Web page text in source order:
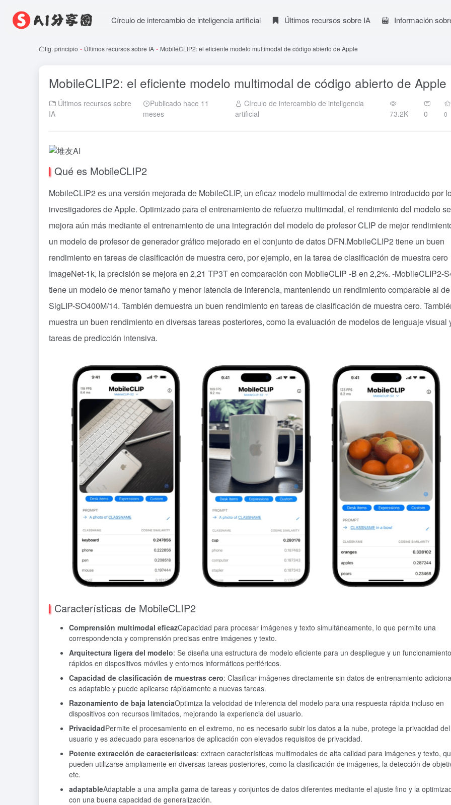
Círculo de intercambio de inteligencia artificial Últimos recursos sobre IA Información
fig. principio - Últimos recursos sobre IA - MobileCLIP2: el eficiente modelo multimodal de código abierto de Apple
MobileCLIP2: el eficiente modelo multimodal de código abierto de Apple
Últimos recursos sobre
IA
Publicado hace 11
meses
Círculo de intercambio de inteligencia
artificial
73.2K 0 0
Qué es MobileCLIP2
MobileCLIP2 es una versión mejorada de MobileCLIP, un eficaz modelo multimodal de extremo introducido por
investigadores de Apple. Optimizado para el entrenamiento de refuerzo multimodal, el rendimiento del modelo se
mejora aún más mediante el entrenamiento de una integración del modelo de profesor CLIP de mejor
un modelo de profesor de generador gráfico mejorado en el conjunto de datos DFN.MobileCLIP2 tiene un buen
rendimiento en tareas de clasificación de muestra cero, por ejemplo, en la tarea de clasificación de muestra cero
ImageNet-1k, la precisión se mejora en 2,21 TP3T en comparación con MobileCLIP -B en 2,2%. -MobileCLIP2-
tiene un modelo de menor tamaño y menor latencia de inferencia, manteniendo un rendimiento comparable al de
SigLIP-SO400M/14. También demuestra un buen rendimiento en tareas de clasificación de muestra cero.
muestra un buen rendimiento en diversas tareas posteriores, como la evaluación de modelos de lenguaje visual
tareas de predicción intensiva.
Características de MobileCLIP2
Comprensión multimodal eficazCapacidad para procesar imágenes y texto simultáneamente, lo que permite una
correspondencia y comprensión precisas entre imágenes y texto.
Arquitectura ligera del modelo: Se diseña una estructura de modelo eficiente para un despliegue y un funcionamiento
rápidos en dispositivos móviles y entornos informáticos periféricos.
Capacidad de clasificación de muestras cero: Clasificar imágenes directamente sin datos de entrenamiento
es adaptable y puede aplicarse rápidamente a nuevas tareas.
Razonamiento de baja latenciaOptimiza la velocidad de inferencia del modelo para una respuesta rápida incluso en
dispositivos con recursos limitados, mejorando la experiencia del usuario.
PrivacidadPermite el procesamiento en el extremo, no es necesario subir los datos a la nube, protege la privacidad del
usuario y es adecuado para escenarios de aplicación con elevados requisitos de privacidad.
Potente extracción de características: extraen características multimodales de alta calidad para imágenes y texto,
pueden utilizarse ampliamente en diversas tareas posteriores, como la clasificación de imágenes, la detección de
etc.
adaptableAdaptable a una amplia gama de tareas y conjuntos de datos diferentes mediante el ajuste fino y la
con una buena capacidad de generalización.